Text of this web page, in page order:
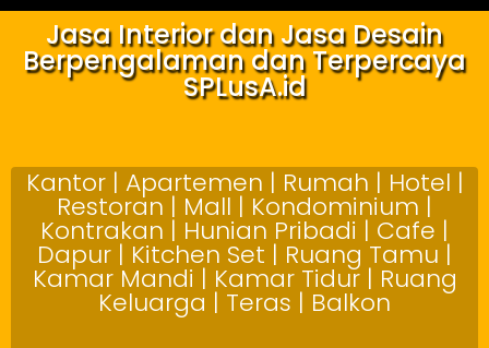
Jasa Interior dan Jasa Desain
Berpengalaman dan Terpercaya
SPLusA.id
Kantor | Apartemen | Rumah | Hotel |
Restoran | Mall | Kondominium |
Kontrakan | Hunian Pribadi | Cafe |
Dapur | Kitchen Set | Ruang Tamu |
Kamar Mandi | Kamar Tidur | Ruang
Keluarga | Teras | Balkon